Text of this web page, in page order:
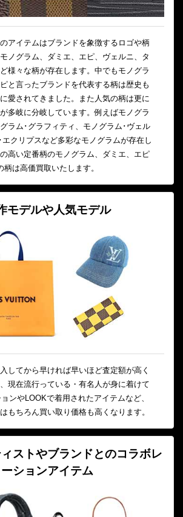
アイテムはブランドを象徴するロゴや柄
ノグラム、ダミエ、エピ、ヴェルニ、タ
様々な柄が存在します。中でもモノグラ
と言ったブランドを代表する柄は歴史も
愛されてきました。また人気の柄は更に
多岐に分岐しています。例えばモノグラ
ラム･グラフィティ、モノグラム･ヴェル
クリプスなど多彩なモノグラムが存在し
高い定番柄のモノグラム、ダミエ、エピ
柄は高価買取いたします。
モデルや人気モデル
してから早ければ早いほど査定額が高く
現在流行っている・有名人が身に着けて
ンやLOOKで着用されたアイテムなど、
もちろん買い取り価格も高くなります。
ストやブランドとのコラボレ
ーションアイテム